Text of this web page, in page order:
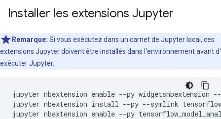
Installer les extensions Jupyter
Remarque: Si vous exécutez dans un carnet de Jupyter local, ces
extensions Jupyter doivent être installés dans l'environnement avantd'
exécuter Jupyter.
jupyter nbextension enable --py widgetsnbextension --
jupyter nbextension install --py --symlink
jupyter nbextension enable --py